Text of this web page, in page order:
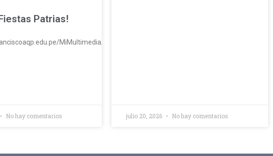
Patrias!
MiMultimedia/2026/ActivaciónFisica.mp4https://
No hay comentarios julio 20, 2026 No hay comentarios